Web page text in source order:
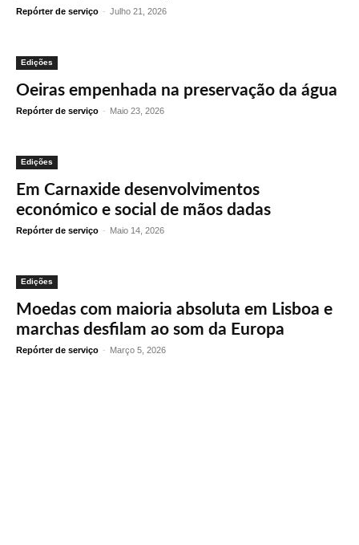
Repórter de serviço - Julho 21, 2026
Edições
Oeiras empenhada na preservação da água
Repórter de serviço - Maio 23, 2026
Edições
Em Carnaxide desenvolvimentos
económico e social de mãos dadas
Repórter de serviço - Maio 14, 2026
Edições
Moedas com maioria absoluta em Lisboa e
marchas desfilam ao som da Europa
Repórter de serviço - Março 5, 2026